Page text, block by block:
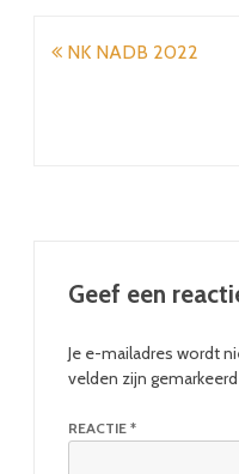
Bericht
NK NADB 2022
Geef een
Je e-mailadres wordt
velden zijn
REACTIE *